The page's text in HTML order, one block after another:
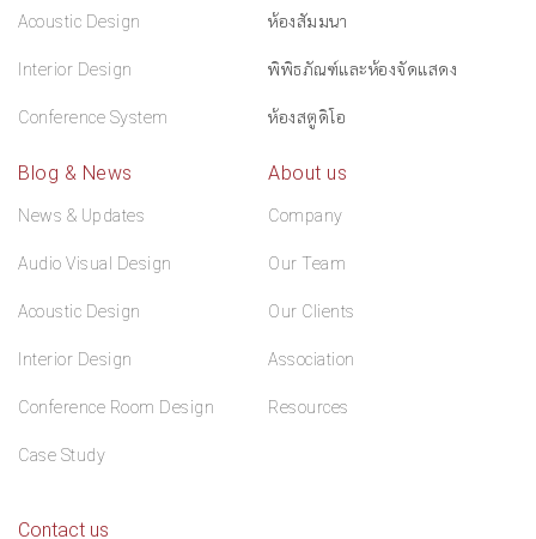
Contact us
Acoustic Design
Interior Design
Conference System
ห้องสัมมนา
พิพิธภัณฑ์และห้องจัดแสดง
ห้องสตูดิโอ
Blog & News
News & Updates
Audio Visual Design
Acoustic Design
Interior Design
Conference Room Design
Case Study
About us
Company
Our Team
Our Clients
Association
Resources